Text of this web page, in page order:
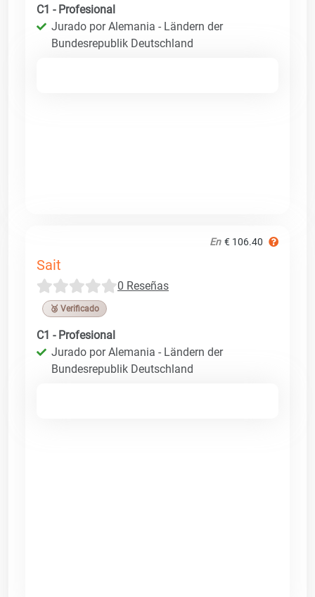
C1 - Profesional
Jurado por Alemania - Ländern der
Bundesrepublik Deutschland
En € 106.40
Sait
0 Reseñas
🥉 Verificado
C1 - Profesional
Jurado por Alemania - Ländern der
Bundesrepublik Deutschland